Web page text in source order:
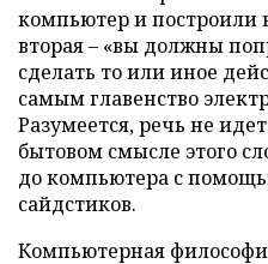
компьютер и построили
вторая – «вы должны
сделать то или иное
самым главенство
Разумеется, речь не
бытовом смысле этого
до компьютера с
сайдстиков.
Компьютерная